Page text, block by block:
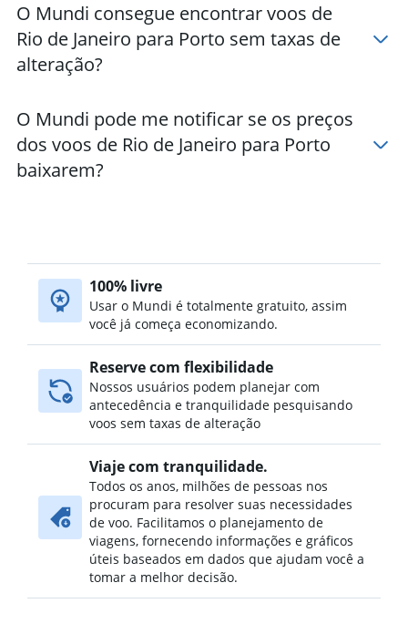
O Mundi consegue encontrar voos de
Rio de Janeiro para Porto sem taxas de
alteração?
O Mundi pode me notificar se os preços
dos voos de Rio de Janeiro para Porto
baixarem?
100% livre
Usar o Mundi é totalmente gratuito, assim
você já começa economizando.
Reserve com flexibilidade
Nossos usuários podem planejar com
antecedência e tranquilidade pesquisando
voos sem taxas de alteração
Viaje com tranquilidade.
Todos os anos, milhões de pessoas nos
procuram para resolver suas necessidades
de voo. Facilitamos o planejamento de
viagens, fornecendo informações e gráficos
úteis baseados em dados que ajudam você a
tomar a melhor decisão.